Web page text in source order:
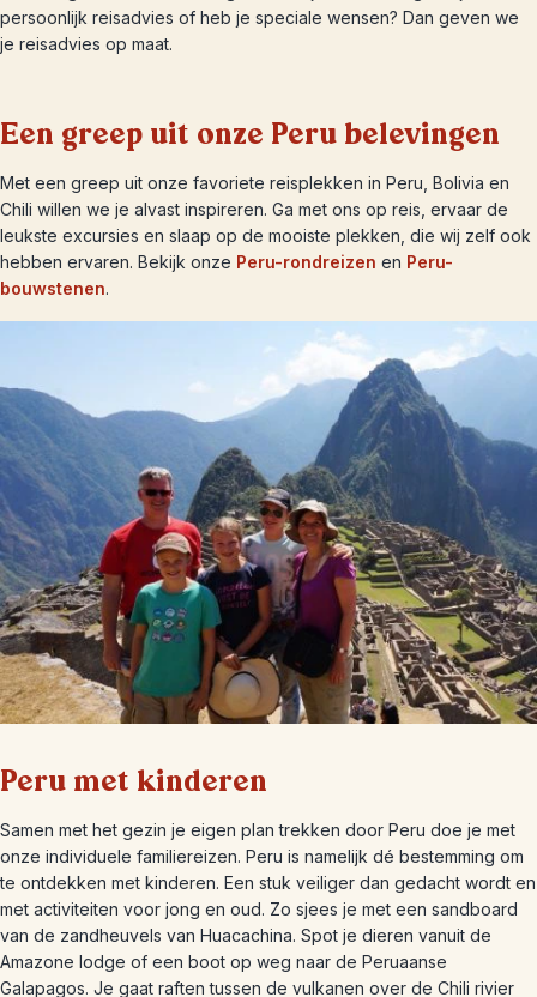
persoonlijk reisadvies of heb je speciale wensen? Dan geven we
je reisadvies op maat.
Een greep uit onze Peru belevingen
Met een greep uit onze favoriete reisplekken in Peru, Bolivia en
Chili willen we je alvast inspireren. Ga met ons op reis, ervaar de
leukste excursies en slaap op de mooiste plekken, die wij zelf ook
hebben ervaren. Bekijk onze Peru-rondreizen en Peru-
bouwstenen.
Peru met kinderen
Samen met het gezin je eigen plan trekken door Peru doe je met
onze individuele familiereizen. Peru is namelijk dé bestemming om
te ontdekken met kinderen. Een stuk veiliger dan gedacht wordt en
met activiteiten voor jong en oud. Zo sjees je met een sandboard
van de zandheuvels van Huacachina. Spot je dieren vanuit de
Amazone lodge of een boot op weg naar de Peruaanse
Galapagos. Je gaat raften tussen de vulkanen over de Chili rivier